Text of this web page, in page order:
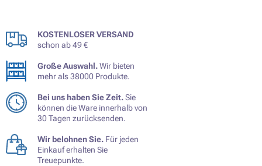
KOSTENLOSER VERSAND
schon ab 49 €
Große Auswahl.Wir bieten
mehr als 38000 Produkte.
Bei uns haben Sie Zeit.Sie
können die Ware innerhalb von
30 Tagen zurücksenden.
Wir belohnen Sie. Für jeden
Einkauf erhalten Sie
Treuepunkte.